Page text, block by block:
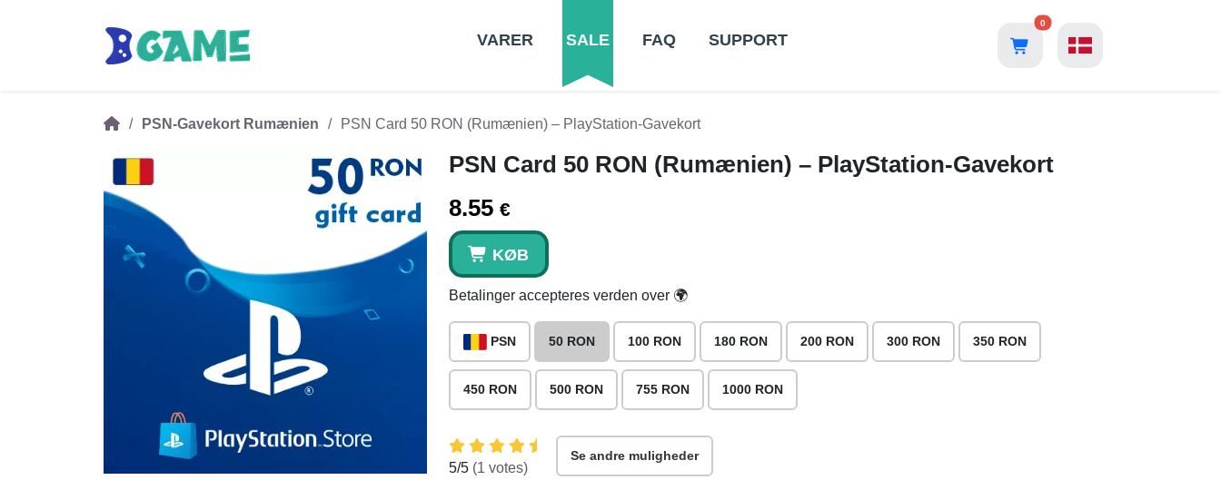
VARER SALE FAQ SUPPORT
0
PSN-Gavekort Rumænien PSN Card 50 RON (Rumænien) – PlayStation-Gavekort
PSN Card 50 RON (Rumænien) – PlayStation-Gavekort
8.55 €
KØB
Betalinger accepteres verden over 🌍
PSN 50 RON 100 RON 180 RON 200 RON 300 RON 350 RON
450 RON 500 RON 755 RON 1000 RON
5/5 (1 votes)
Se andre muligheder